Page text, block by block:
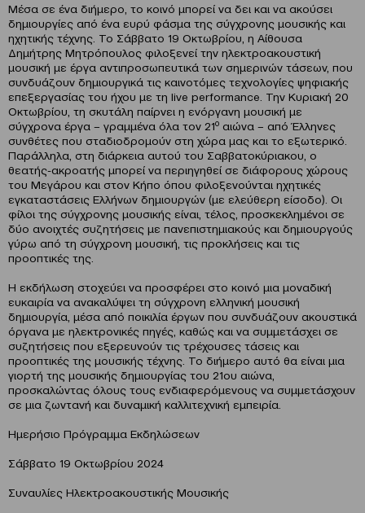
Μέσα σε ένα διήμερο, το κοινό μπορεί να δει και να ακούσει
δημιουργίες από ένα ευρύ φάσμα της σύγχρονης μουσικής και
ηχητικής τέχνης. Το Σάββατο 19 Οκτωβρίου, η Αίθουσα
Δημήτρης Μητρόπουλος φιλοξενεί την ηλεκτροακουστική
μουσική με έργα αντιπροσωπευτικά των σημερινών τάσεων, που
συνδυάζουν δημιουργικά τις καινοτόμες τεχνολογίες ψηφιακής
επεξεργασίας του ήχου με τη live performance. Την Κυριακή 20
Οκτωβρίου, τη σκυτάλη παίρνει η ενόργανη μουσική με
σύγχρονα έργα – γραμμένα όλα τον 21ο αιώνα – από Έλληνες
συνθέτες που σταδιοδρομούν στη χώρα μας και το εξωτερικό.
Παράλληλα, στη διάρκεια αυτού του Σαββατοκύριακου, ο
θεατής-ακροατής μπορεί να περιηγηθεί σε διάφορους χώρους
του Μεγάρου και στον Κήπο όπου φιλοξενούνται ηχητικές
εγκαταστάσεις Ελλήνων δημιουργών (με ελεύθερη είσοδο). Οι
φίλοι της σύγχρονης μουσικής είναι, τέλος, προσκεκλημένοι σε
δύο ανοιχτές συζητήσεις με πανεπιστημιακούς και δημιουργούς
γύρω από τη σύγχρονη μουσική, τις προκλήσεις και τις
προοπτικές της.
Η εκδήλωση στοχεύει να προσφέρει στο κοινό μια μοναδική
ευκαιρία να ανακαλύψει τη σύγχρονη ελληνική μουσική
δημιουργία, μέσα από ποικιλία έργων που συνδυάζουν ακουστικά
όργανα με ηλεκτρονικές πηγές, καθώς και να συμμετάσχει σε
συζητήσεις που εξερευνούν τις τρέχουσες τάσεις και
προοπτικές της μουσικής τέχνης. To διήμερο αυτό θα είναι μια
γιορτή της μουσικής δημιουργίας του 21ου αιώνα,
προσκαλώντας όλους τους ενδιαφερόμενους να συμμετάσχουν
σε μια ζωντανή και δυναμική καλλιτεχνική εμπειρία.
Ημερήσιο Πρόγραμμα Εκδηλώσεων
Σάββατο 19 Οκτωβρίου 2024
Συναυλίες Ηλεκτροακουστικής Μουσικής